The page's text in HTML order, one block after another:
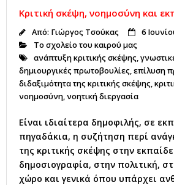
Κριτική σκέψη, νοημοσύνη και
Από: Γιώργος Τσούκας
6
Το σχολείο του καιρού μας
ανάπτυξη κριτικής σκέψης,
δημιουργικές πρωτοβουλίες,επίλυση
διδαξιμότητα της κριτικής σκέψης,
νοημοσύνη,νοητική διεργασία
Είναι ιδιαίτερα δημοφιλής, σε
πηγαδάκια, η συζήτηση περί
της κριτικής σκέψης στην
δημοσιογραφία, στην πολιτική,
χώρο και γενικά όπου υπάρχει